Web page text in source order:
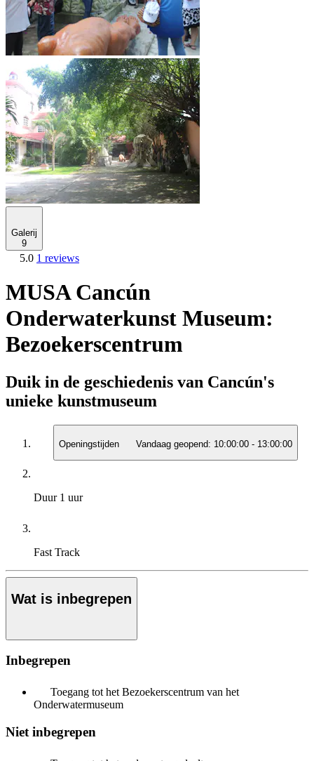
Galerij
9
5.0 1 reviews
MUSA Cancún
Onderwaterkunst Museum:
Bezoekerscentrum
Duik in de geschiedenis van Cancún's
unieke kunstmuseum
Openingstijden Vandaag geopend: 10:00:00 - 13:00:00
Duur 1 uur
Fast Track
Wat is inbegrepen
Inbegrepen
Toegang tot het Bezoekerscentrum van het
Onderwatermuseum
Niet inbegrepen